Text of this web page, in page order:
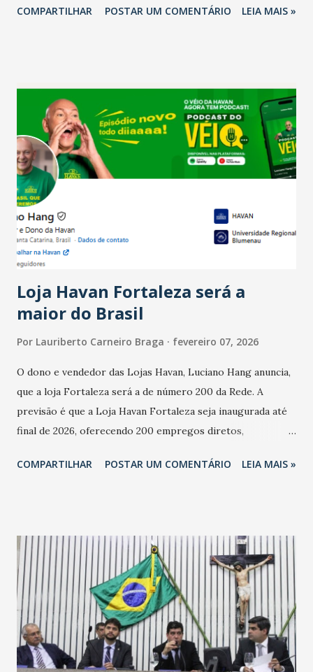
relação ao último trimestre deste ano, 56% também
confraternizações de fim de ano e pelo pagamento do 13º
Salário para um número maior de trabalhadores, já que o
país tem a menor taxa de desemprego dos anos recentes.
Ainda segundo a Pesquisa, em novembro de 2025, 40% dos
bares e restaurantes operaram com lucro e outros 40%
registraram equilíbrio financeiro. Já o percentual de
estabelecimentos no prejuízo ficou em 19%, pouco abaixo
do observado no mês anterior. Outros 1% não existiam em
novembro. Em relação a outubro, o faturamento também
cresceu. De acordo com a pesquisa, 44% dos n...
COMPARTILHAR POSTAR UM COMENTÁRIO LEIA MAIS »
Loja Havan Fortaleza será a
maior do Brasil
Por Lauriberto Carneiro Braga fevereiro 07, 2026
O dono e vendedor das Lojas Havan, Luciano Hang anuncia,
que a loja Fortaleza será a de número 200 da Rede. A
previsão é que a Loja Havan Fortaleza seja inaugurada até
final de 2026, oferecendo 200 empregos diretos,
Havan Fortaleza ainda não foi anunciada oficialmente, mas
COMPARTILHAR POSTAR UM COMENTÁRIO LEIA MAIS »